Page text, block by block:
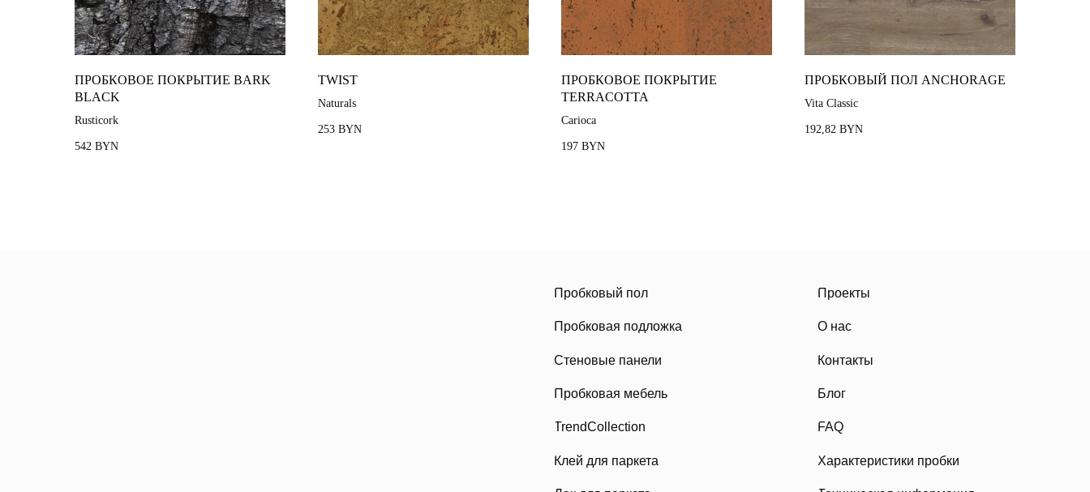
ПРОБКОВОЕ ПОКРЫТИЕ BARK
BLACK
Rusticork
542 BYN
TWIST
Naturals
253 BYN
ПРОБКОВОЕ ПОКРЫТИЕ
TERRACOTTA
Carioca
197 BYN
ПРОБКОВЫЙ ПОЛ ANCHORAGE
Vita Classic
192,82 BYN
viva.cork@mail.ru
+375 (29) 734-84-20